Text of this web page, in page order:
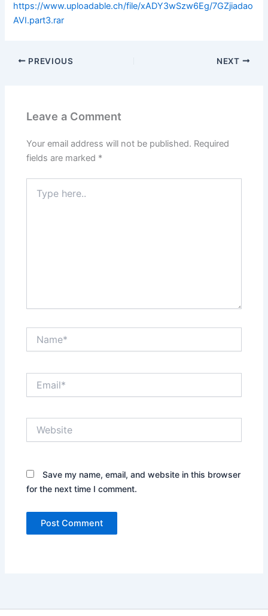
https://www.uploadable.ch/file/xADY3wSzw6Eg/7GZjiadao
AVI.part3.rar
PREVIOUS NEXT
Leave a Comment
Your email address will not be published. Required
fields are marked *
here..
Save my name, email, and website in this browser
for the next time I comment.